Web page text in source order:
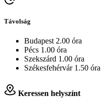
Távolság
Budapest 2.00 óra
Pécs 1.00 óra
Szekszárd 1.00 óra
Székesfehérvár 1.50 óra
Keressen helyszínt